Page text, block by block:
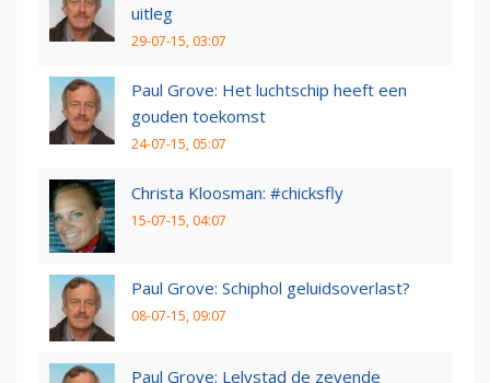
uitleg
29-07-15, 03:07
Paul Grove: Het luchtschip heeft een
gouden toekomst
24-07-15, 05:07
Christa Kloosman: #chicksfly
15-07-15, 04:07
Paul Grove: Schiphol geluidsoverlast?
08-07-15, 09:07
Paul Grove: Lelystad de zevende